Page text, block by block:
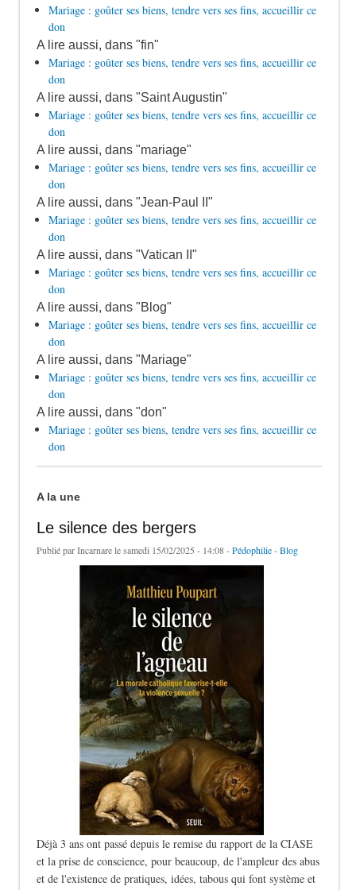
Mariage : goûter ses biens, tendre vers ses fins, accueillir ce
don
A lire aussi, dans "fin"
Mariage : goûter ses biens, tendre vers ses fins, accueillir ce
don
A lire aussi, dans "Saint Augustin"
Mariage : goûter ses biens, tendre vers ses fins, accueillir ce
don
A lire aussi, dans "mariage"
Mariage : goûter ses biens, tendre vers ses fins, accueillir ce
don
A lire aussi, dans "Jean-Paul II"
Mariage : goûter ses biens, tendre vers ses fins, accueillir ce
don
A lire aussi, dans "Vatican II"
Mariage : goûter ses biens, tendre vers ses fins, accueillir ce
don
A lire aussi, dans "Blog"
Mariage : goûter ses biens, tendre vers ses fins, accueillir ce
don
A lire aussi, dans "Mariage"
Mariage : goûter ses biens, tendre vers ses fins, accueillir ce
don
A lire aussi, dans "don"
Mariage : goûter ses biens, tendre vers ses fins, accueillir ce
don
A la une
Le silence des bergers
Publié parIncarnarele samedi 15/02/2025 - 14:08 -Pédophilie-Blog
Déjà 3 ans ont passé depuis le remise du rapport de la CIASE
et la prise de conscience, pour beaucoup, de l'ampleur des abus
et de l'existence de pratiques, idées, tabous qui font système et